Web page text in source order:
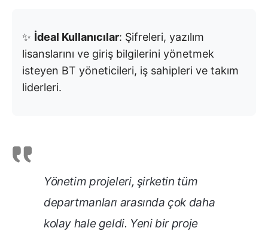
✨ İdeal Kullanıcılar: Şifreleri, yazılım
lisanslarını ve giriş bilgilerini yönetmek
isteyen BT yöneticileri, iş sahipleri ve takım
liderleri.
Yönetim projeleri, şirketin tüm
departmanları arasında çok daha
kolay hale geldi. Yeni bir proje